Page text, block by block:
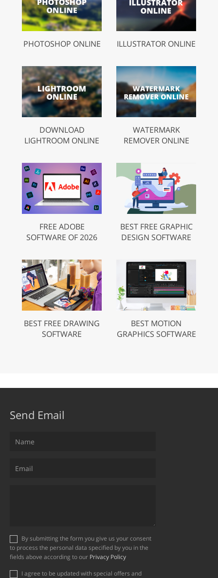
PHOTOSHOP ONLINE ILLUSTRATOR ONLINE
DOWNLOAD
LIGHTROOM ONLINE
WATERMARK
REMOVER ONLINE
FREE ADOBE
SOFTWARE OF 2026
BEST FREE GRAPHIC
DESIGN SOFTWARE
BEST FREE DRAWING
SOFTWARE
BEST MOTION
GRAPHICS SOFTWARE
Send Email
to process the personal data specified by you in the
fields above according to our Privacy Policy